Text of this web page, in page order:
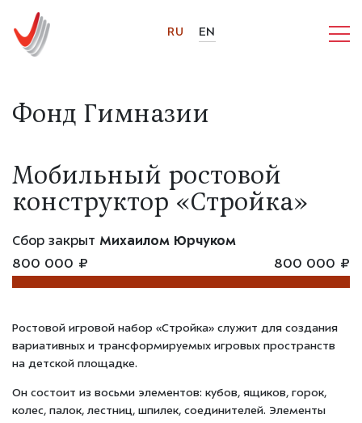
RU EN
Фонд Гимназии
Мобильный ростовой
конструктор «Стройка»
Сбор закрыт Михаилом Юрчуком
800 000 ₽ 800 000 ₽
Ростовой игровой набор «Стройка» служит для создания
вариативных и трансформируемых игровых пространств
на детской площадке.
Он состоит из восьми элементов: кубов, ящиков, горок,
колес, палок, лестниц, шпилек, соединителей. Элементы